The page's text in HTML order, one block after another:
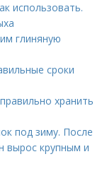
использовать.
глиняную
сроки
хранить
под зиму. После
вырос крупным и